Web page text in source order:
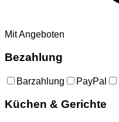
Mit Angeboten
Bezahlung
Barzahlung PayPal
Küchen & Gerichte